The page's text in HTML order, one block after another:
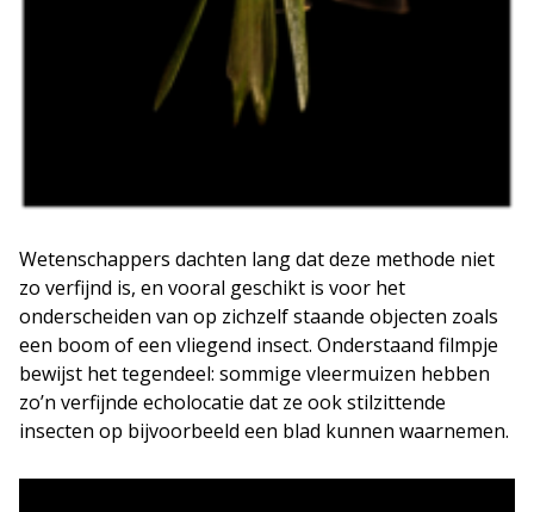
Wetenschappers dachten lang dat deze methode niet
zo verfijnd is, en vooral geschikt is voor het
onderscheiden van op zichzelf staande objecten zoals
een boom of een vliegend insect. Onderstaand filmpje
bewijst het tegendeel: sommige vleermuizen hebben
zo’n verfijnde echolocatie dat ze ook stilzittende
insecten op bijvoorbeeld een blad kunnen waarnemen.